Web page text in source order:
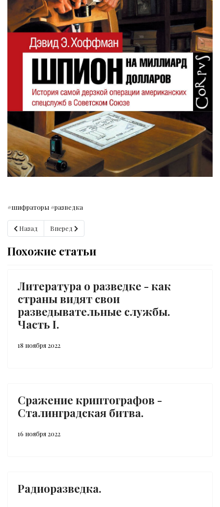
#шифраторы #разведка
Предыдущий: Ким Филби «Моя Прохоровка».
Назад Следующий: Радиоразведка.
Вперед
Похожие статьи
Литература о разведке - как
страны видят свои
разведывательные службы.
Часть I.
18 ноября 2022
Сражение криптографов -
Сталинградская битва.
16 ноября 2022
Радиоразведка.